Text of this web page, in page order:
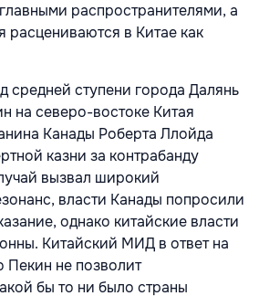
распространителями, а
расцениваются в Китае как
средней ступени города Далянь
на северо-востоке Китая
Канады Роберта Ллойда
казни за контрабанду
вызвал широкий
власти Канады попросили
однако китайские власти
Китайский МИД в ответ на
Пекин не позволит
бы то ни было страны